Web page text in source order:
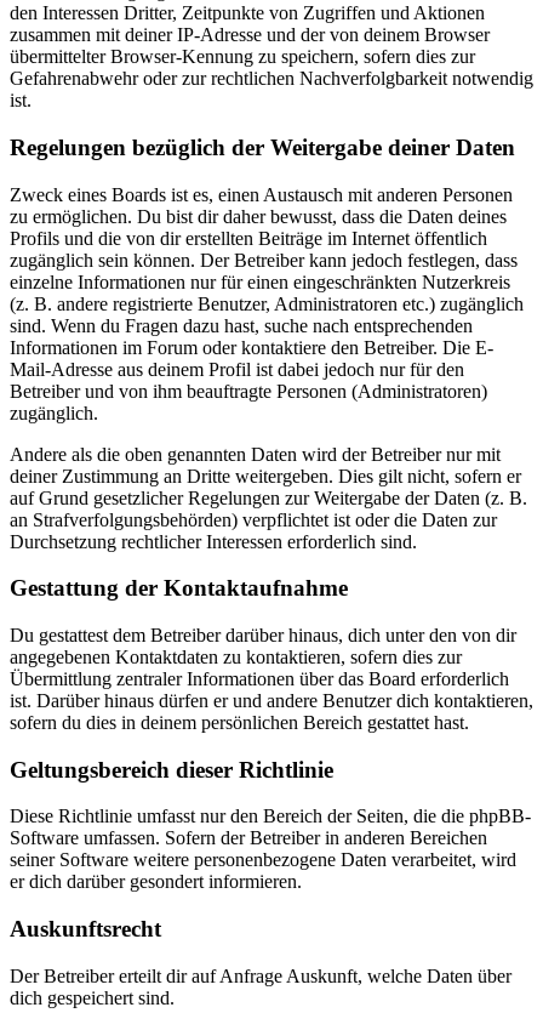
den Interessen Dritter, Zeitpunkte von Zugriffen und Aktionen
zusammen mit deiner IP-Adresse und der von deinem Browser
übermittelter Browser-Kennung zu speichern, sofern dies zur
Gefahrenabwehr oder zur rechtlichen Nachverfolgbarkeit notwendig
ist.
Regelungen bezüglich der Weitergabe deiner Daten
Zweck eines Boards ist es, einen Austausch mit anderen Personen
zu ermöglichen. Du bist dir daher bewusst, dass die Daten deines
Profils und die von dir erstellten Beiträge im Internet öffentlich
zugänglich sein können. Der Betreiber kann jedoch festlegen, dass
einzelne Informationen nur für einen eingeschränkten Nutzerkreis
(z. B. andere registrierte Benutzer, Administratoren etc.) zugänglich
sind. Wenn du Fragen dazu hast, suche nach entsprechenden
Informationen im Forum oder kontaktiere den Betreiber. Die E-
Mail-Adresse aus deinem Profil ist dabei jedoch nur für den
Betreiber und von ihm beauftragte Personen (Administratoren)
zugänglich.
Andere als die oben genannten Daten wird der Betreiber nur mit
deiner Zustimmung an Dritte weitergeben. Dies gilt nicht, sofern er
auf Grund gesetzlicher Regelungen zur Weitergabe der Daten (z. B.
an Strafverfolgungsbehörden) verpflichtet ist oder die Daten zur
Durchsetzung rechtlicher Interessen erforderlich sind.
Gestattung der Kontaktaufnahme
Du gestattest dem Betreiber darüber hinaus, dich unter den von dir
angegebenen Kontaktdaten zu kontaktieren, sofern dies zur
Übermittlung zentraler Informationen über das Board erforderlich
ist. Darüber hinaus dürfen er und andere Benutzer dich kontaktieren,
sofern du dies in deinem persönlichen Bereich gestattet hast.
Geltungsbereich dieser Richtlinie
Diese Richtlinie umfasst nur den Bereich der Seiten, die die phpBB-
Software umfassen. Sofern der Betreiber in anderen Bereichen
seiner Software weitere personenbezogene Daten verarbeitet, wird
er dich darüber gesondert informieren.
Auskunftsrecht
Der Betreiber erteilt dir auf Anfrage Auskunft, welche Daten über
dich gespeichert sind.